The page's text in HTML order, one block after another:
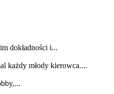
dokładności i...
każdy młody kierowca....